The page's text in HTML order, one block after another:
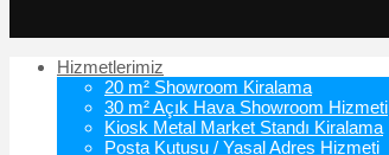
Hizmetlerimiz
20 m² Showroom Kiralama
30 m² Açık Hava Showroom Hizmeti
Kiosk Metal Market Standı Kiralama
Posta Kutusu / Yasal Adres Hizmeti